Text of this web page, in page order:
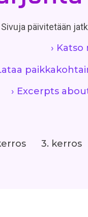
Sivuja päivitetään
›
› Excerpts
3. kerros